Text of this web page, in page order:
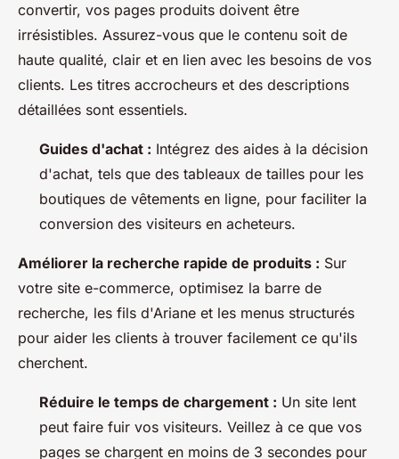
convertir, vos pages produits doivent être
irrésistibles. Assurez-vous que le contenu soit de
haute qualité, clair et en lien avec les besoins de vos
clients. Les titres accrocheurs et des descriptions
détaillées sont essentiels.
Guides d'achat : Intégrez des aides à la décision
d'achat, tels que des tableaux de tailles pour les
boutiques de vêtements en ligne, pour faciliter la
conversion des visiteurs en acheteurs.
Améliorer la recherche rapide de produits : Sur
votre site e-commerce, optimisez la barre de
recherche, les fils d'Ariane et les menus structurés
pour aider les clients à trouver facilement ce qu'ils
cherchent.
Réduire le temps de chargement : Un site lent
peut faire fuir vos visiteurs. Veillez à ce que vos
pages se chargent en moins de 3 secondes pour